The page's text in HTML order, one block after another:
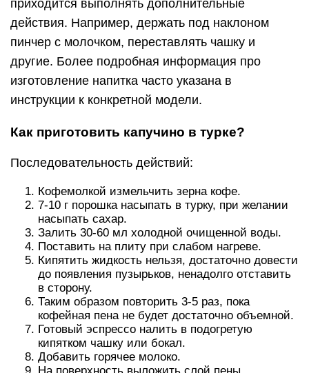
приходится выполнять дополнительные
действия. Например, держать под наклоном
пинчер с молочком, переставлять чашку и
другие. Более подробная информация про
изготовление напитка часто указана в
инструкции к конкретной модели.
Как приготовить капучино в турке?
Последовательность действий:
Кофемолкой измельчить зерна кофе.
7-10 г порошка насыпать в турку, при желании
насыпать сахар.
Залить 30-60 мл холодной очищенной воды.
Поставить на плиту при слабом нагреве.
Кипятить жидкость нельзя, достаточно довести
до появления пузырьков, ненадолго отставить
в сторону.
Таким образом повторить 3-5 раз, пока
кофейная пена не будет достаточно объемной.
Готовый эспрессо налить в подогретую
кипятком чашку или бокал.
Добавить горячее молоко.